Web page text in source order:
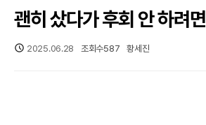
괜히 샀다가 후회 안 하려면
2025.06.28 조회수587 황세진